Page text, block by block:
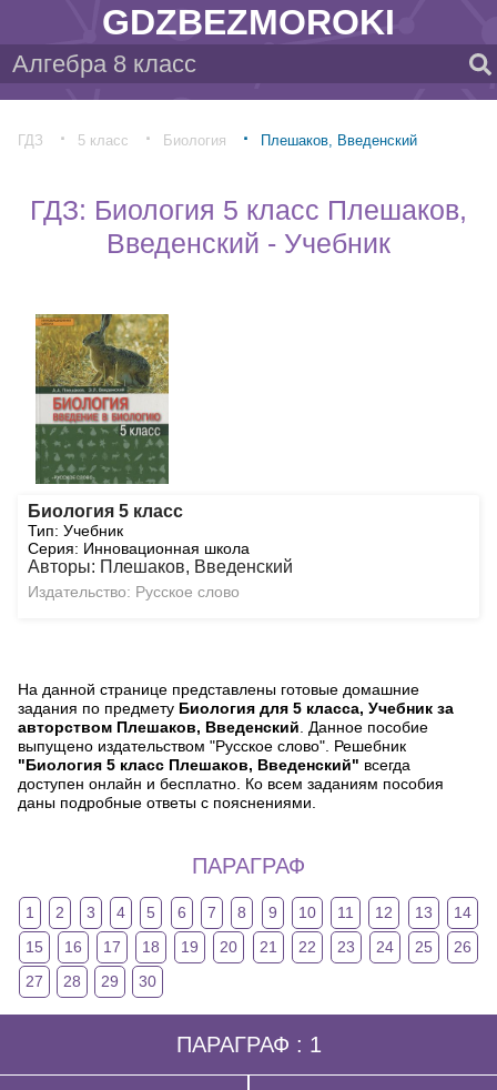
GDZBEZMOROKI
ГДЗ 5 класс Биология Плешаков, Введенский
ГДЗ: Биология 5 класс Плешаков,
Введенский - Учебник
Биология 5 класс
Тип: Учебник
Серия: Инновационная школа
Авторы: Плешаков, Введенский
Издательство: Русское слово
На данной странице представлены готовые домашние
задания по предмету Биология для 5 класса, Учебник за
авторством Плешаков, Введенский . Данное пособие
выпущено издательством "Русское слово". Решебник
"Биология 5 класс Плешаков, Введенский" всегда
доступен онлайн и бесплатно. Ко всем заданиям пособия
даны подробные ответы с пояснениями.
ПАРАГРАФ
1 2 3 4 5 6 7 8 9 10 11 12 13
14
15
16 17 18 19 20 21 22 23 24 25
26
27
28 29 30
ПАРАГРАФ : 1